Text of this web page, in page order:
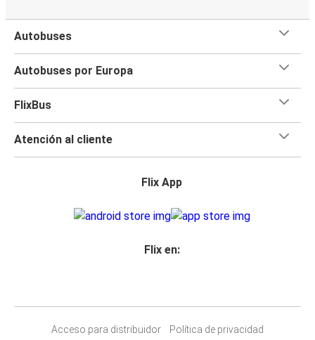
Autobuses
Autobuses por Europa
FlixBus
Atención al cliente
Flix App
Flix en:
Acceso para distribuidor Política de privacidad